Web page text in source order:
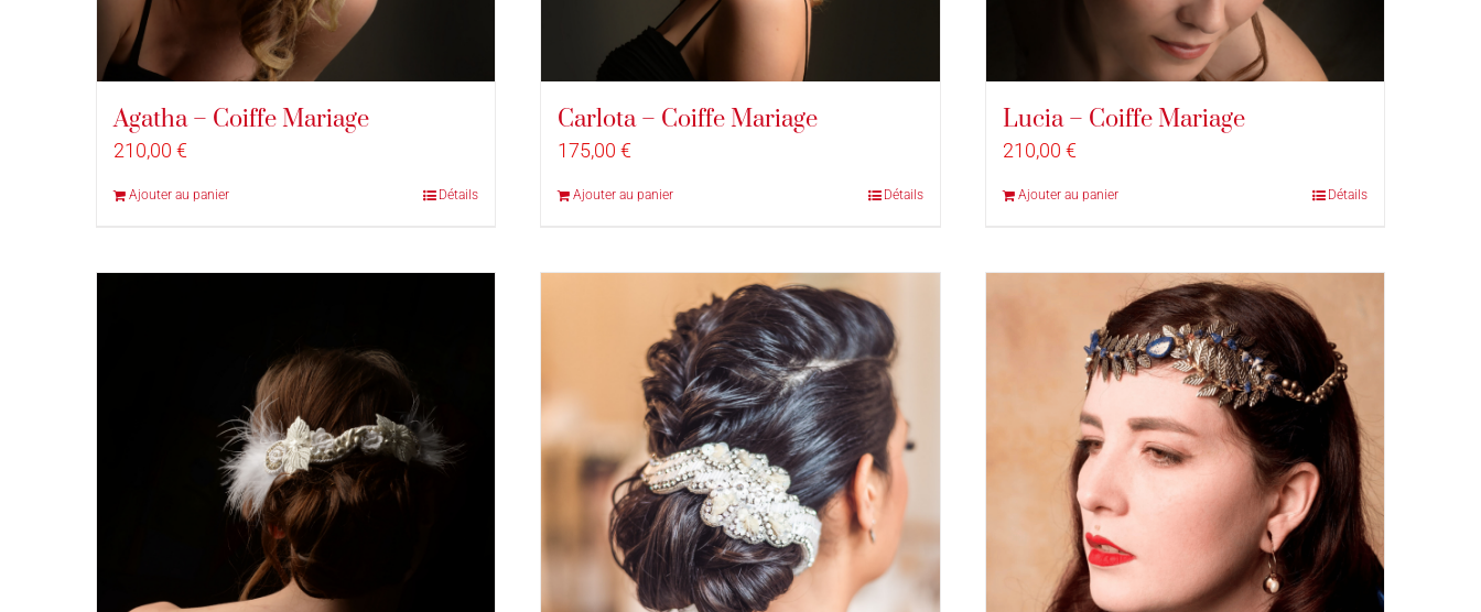
Agatha – Coiffe Mariage
210,00 €
Ajouter au panier Détails
Carlota – Coiffe Mariage
175,00€
Ajouter au panier Détails
Lucia – Coiffe Mariage
210,00 €
Ajouter au panier Détails